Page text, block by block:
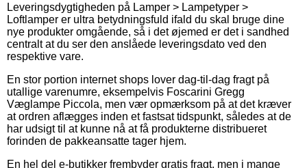
Leveringsdygtigheden på Lamper > Lampetyper >
Loftlamper er ultra betydningsfuld ifald du skal bruge dine
nye produkter omgående, så i det øjemed er det i sandhed
centralt at du ser den anslåede leveringsdato ved den
respektive vare.
En stor portion internet shops lover dag-til-dag fragt på
utallige varenumre, eksempelvis Foscarini Gregg
Væglampe Piccola, men vær opmærksom på at det kræver
at ordren aflægges inden et fastsat tidspunkt, således at de
har udsigt til at kunne nå at få produkterne distribueret
forinden de pakkeansatte tager hjem.
En hel del e-butikker frembyder gratis fragt, men i mange